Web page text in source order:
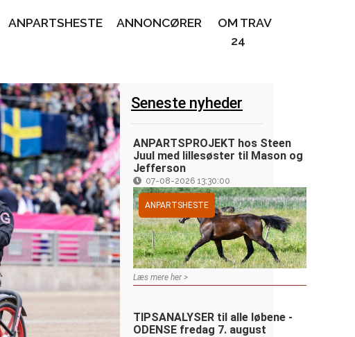
Seneste nyheder
ANPARTSPROJEKT hos Steen
Juul med lillesøster til Mason og
Jefferson
07-08-2026 13:30:00
ANPARTSHESTE
Læs mere her >
TIPSANALYSER til alle løbene -
ODENSE fredag 7. august
ANPARTSHESTE ANNONCØRER
OM TRAV
24